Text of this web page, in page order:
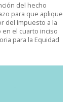
del hecho
para que aplique
del Impuesto a la
en el cuarto inciso
para la Equidad